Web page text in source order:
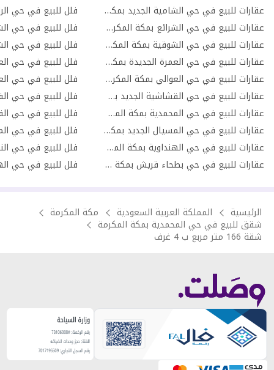
عقارات للبيع في حي الشامية الجديد بمكة المكرمة
عقارات للبيع في حي الشرائع بمكة المكرمة
عقارات للبيع في حي الشوقية بمكة المكرمة
عقارات للبيع في حي العمرة الجديدة بمكة المكرمة
عقارات للبيع في حي العوالي بمكة المكرمة
عقارات للبيع في حي القشاشية الجديد بمكة المكرمة
عقارات للبيع في حي المحمدية بمكة المكرمة
عقارات للبيع في حي المسيال الجديد بمكة المكرمة
عقارات للبيع في حي الهنداوية بمكة المكرمة
عقارات للبيع في حي بطحاء قريش بمكة المكرمة
فلل للبيع في حي
فلل للبيع في حي
فلل للبيع في حي
فلل للبيع في حي
فلل للبيع في حي
الرئيسية المملكة العربية السعودية مكة المكرمة
شقق للبيع في حي المحمدية بمكة المكرمة
شقة 166 متر مربع ب 4 غرف